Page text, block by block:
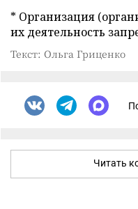
* Организация
их деятельность
Текст: Ольга Гриценко
Читать